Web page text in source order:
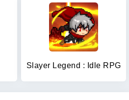
Slayer Legend : Idle RPG